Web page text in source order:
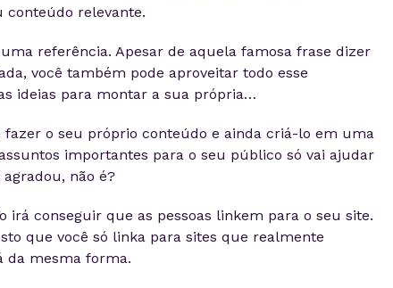
conteúdo relevante.
referência. Apesar de aquela famosa frase dizer
você também pode aproveitar todo esse
ideias para montar a sua própria…
o seu próprio conteúdo e ainda criá-lo em uma
importantes para o seu público só vai ajudar
não é?
irá conseguir que as pessoas linkem para o seu site.
que você só linka para sites que realmente
da mesma forma.